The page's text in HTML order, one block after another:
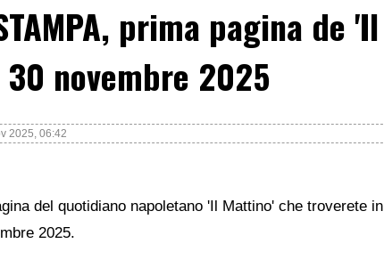
prima pagina de 'Il
novembre 2025
2025, 06:42
del quotidiano napoletano 'Il Mattino' che troverete in
2025.